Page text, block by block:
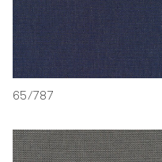
65/787